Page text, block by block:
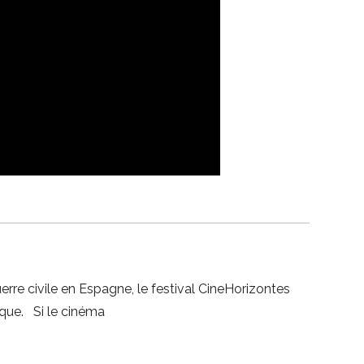
civile en Espagne, le festival CineHorizontes
Si le cinéma